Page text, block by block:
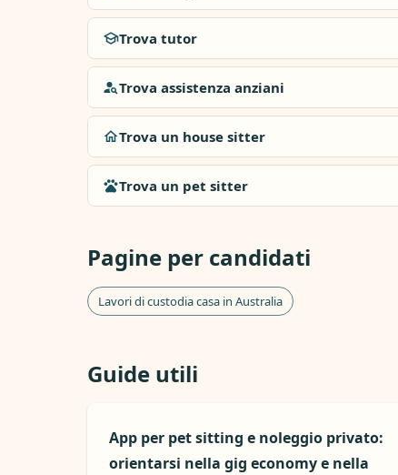
Trova tutor
Trova assistenza anziani
Trova un house sitter
Trova un pet sitter
Pagine per candidati
Lavori di custodia casa in Australia
Guide utili
App per pet sitting e noleggio privato:
orientarsi nella gig economy e nella